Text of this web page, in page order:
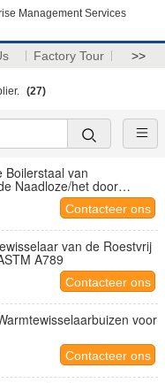
Management Services
Factory Tour >>
(27)
Boilerstaal van
Naadloze/het door
Contacteer ons
van de Roestvrij
A789
Contacteer ons
voor
Contacteer ons